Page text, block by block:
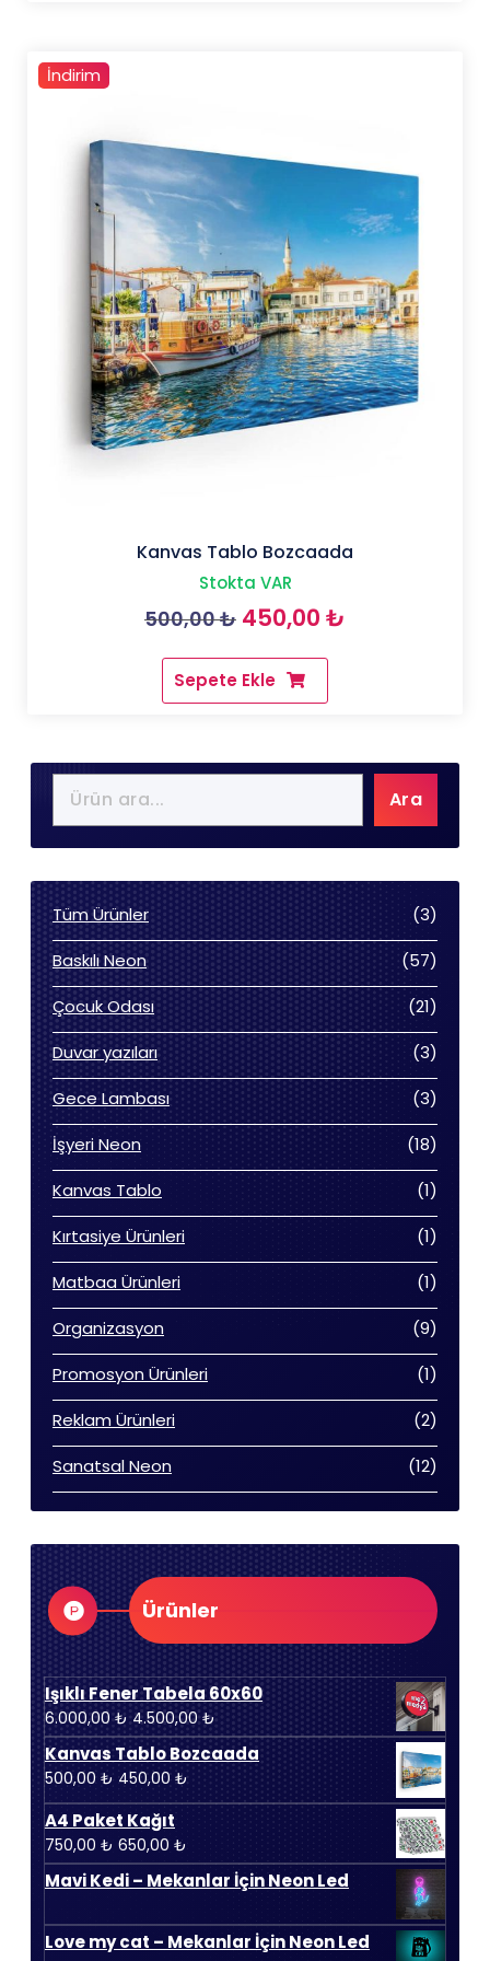
İndirim
Kanvas Tablo Bozcaada
Stokta VAR
500,00₺ Orijinal
fiyat:
500,00 ₺.
450,00 ₺
Sepete Ekle
Ara
Tüm Ürünler 33
ürün
Baskılı Neon
5757
ürün
Çocuk Odası
2121
ürün
Duvar yazıları
33
ürün
Gece Lambası
33
ürün
İşyeri Neon
1818
ürün
Kanvas Tablo
11
ürün
Kırtasiye Ürünleri
11
ürün
Matbaa Ürünleri
11
ürün
Organizasyon
99
ürün
Promosyon Ürünleri
11
ürün
Reklam Ürünleri
22
ürün
Sanatsal Neon
1212
ürün
Ürünler
Işıklı Fener Tabela 60x60
6.000,00₺ Orijinal
fiyat:
6.000,00 ₺.
4.500,00₺Şu
andaki
fiyat:
4.500,00 ₺.
Kanvas Tablo Bozcaada
500,00 ₺ Orijinal
fiyat:
500,00 ₺.
450,00 ₺Şu
andaki
450,00 ₺.
A4 Paket Kağıt
750,00 ₺ Orijinal
fiyat:
750,00 ₺.
650,00 ₺
andaki
fiyat:
Mavi Kedi – Mekanlar İçin Neon Led
Love my cat – Mekanlar İçin Neon Led